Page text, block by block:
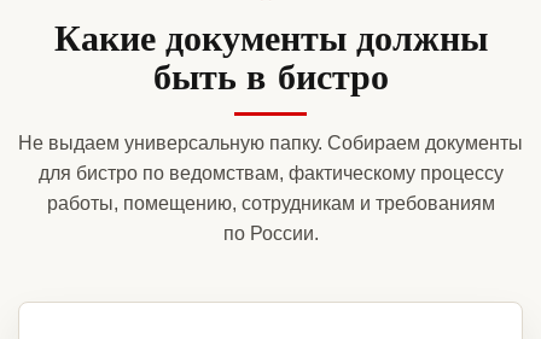
Какие документы должны
быть в бистро
Не выдаем универсальную папку. Собираем документы
для бистро по ведомствам, фактическому процессу
работы, помещению, сотрудникам и требованиям
по России.